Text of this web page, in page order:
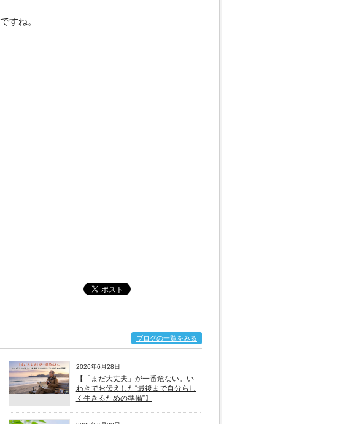
すね。
2026年6月28日
【「まだ大丈夫」が一番危ない。い
わきでお伝えした“最後まで自分らし
く生きるための準備”】
ブログの一覧をみる